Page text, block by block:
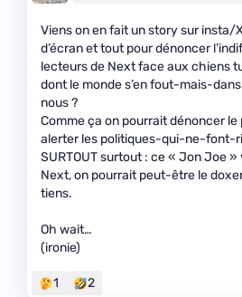
Viens on en fait un story sur insta/
d’écran et tout pour dénoncer
lecteurs de Next face aux chiens
dont le monde s’en fout-mais-
nous ?
Comme ça on pourrait dénoncer
alerter les politiques-qui-ne-font-
SURTOUT surtout : ce « Jon Joe
Next, on pourrait peut-être le
tiens.
Oh wait…
(ironie)
1 2